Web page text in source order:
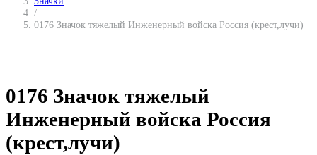
/
0176 Значок тяжелый Инженерный войска Россия (крест,лучи)
0176 Значок тяжелый
Инженерный войска Россия
(крест,лучи)